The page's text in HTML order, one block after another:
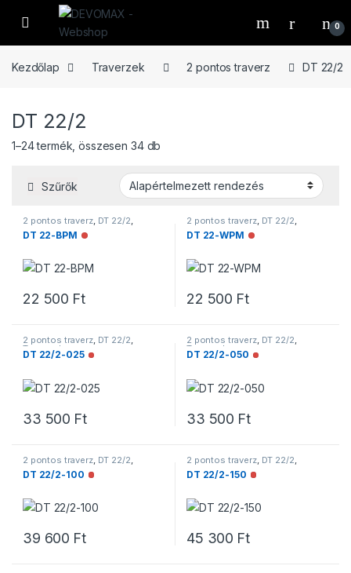
Ugrás a navigációhoz
Ugrás a tartalomhoz
Open 0
Kezdőlap Traverzek 2 pontos traverz DT 22/2
DT 22/2
1–24 termék, összesen 34 db
Szűrők
2 pontos traverz, DT 22/2,
Traverzek
DT 22-BPM Nincs raktáron
22 500 Ft
2 pontos traverz, DT 22/2,
Traverzek
DT 22-WPM Nincs raktáron
22 500 Ft
2 pontos traverz, DT 22/2,
Traverzek
DT 22/2-025 Nincs raktáron
33 500 Ft
2 pontos traverz, DT 22/2,
Traverzek
DT 22/2-050 Nincs raktáron
33 500 Ft
2 pontos traverz, DT 22/2
Traverzek
DT 22/2-100 Nincs raktáron
39 600 Ft
2 pontos traverz, DT 22/2
Traverzek
DT 22/2-150 Nincs raktáron
45 300 Ft